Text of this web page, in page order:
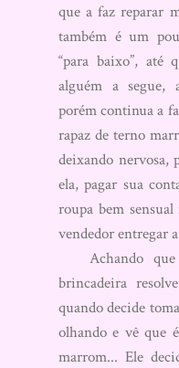
que a faz reparar
também é um
“para baixo”, até
alguém a segue,
porém continua a
rapaz de terno
deixando nervosa,
ela, pagar sua
roupa bem
vendedor entregar
Achando que
brincadeira
quando decide
olhando e vê que
marrom... Ele